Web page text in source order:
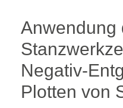
Anwendung
Negativ-
Plotten von